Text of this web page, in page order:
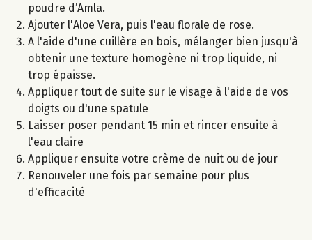
poudre d’Amla.
Ajouter l'Aloe Vera, puis l'eau florale de rose.
A l'aide d'une cuillère en bois, mélanger bien jusqu'à
obtenir une texture homogène ni trop liquide, ni
trop épaisse.
Appliquer tout de suite sur le visage à l'aide de vos
doigts ou d'une spatule
Laisser poser pendant 15 min et rincer ensuite à
l'eau claire
Appliquer ensuite votre crème de nuit ou de jour
Renouveler une fois par semaine pour plus
d'efficacité